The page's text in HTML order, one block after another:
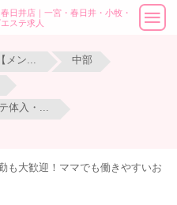
日井店｜一宮・春日井・小牧・
ステ求人
中部
も大歓迎！ママでも働きやすいお